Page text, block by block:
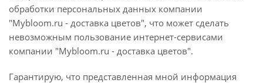
обработки персональных данных компании
"Mybloom.ru - доставка цветов", что может сделать
невозможным пользование интернет-сервисами
компании "Mybloom.ru - доставка цветов".
Гарантирую, что представленная мной информация